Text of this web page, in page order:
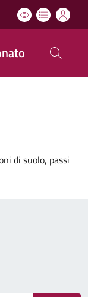
attiva:
di suolo, passi